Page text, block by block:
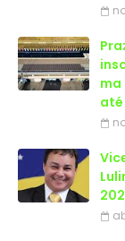
ma
até